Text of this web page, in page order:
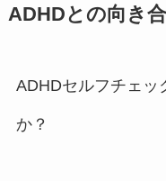
ADHDとの向き
ADHDセルフチェッ
か？